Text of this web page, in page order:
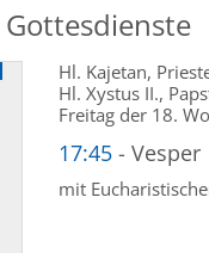
Hl. Kajetan,
Hl. Xystus II.,
Freitag der 18.
17:45 Vesper
mit